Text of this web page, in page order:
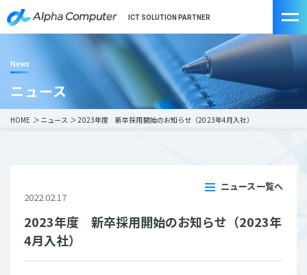
ICT SOLUTION PARTNER
News
ニュース
HOME ＞ ニュース ＞2023年度 新卒採用開始のお知らせ（2023年4月入社）
ニュース一覧へ
2022.02.17
2023年度 新卒採用開始のお知らせ（2023年
4月入社）